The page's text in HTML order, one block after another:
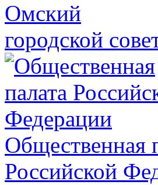
Омский
городской
Общественная
Российской